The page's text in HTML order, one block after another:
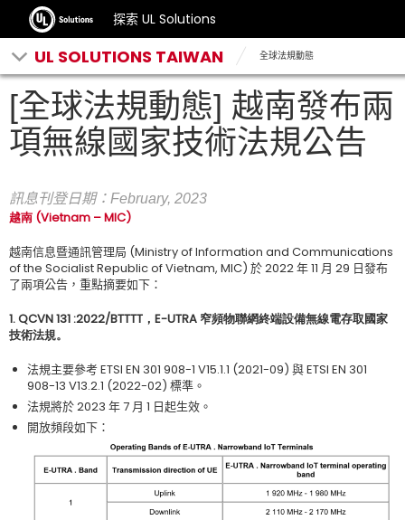
探索 UL Solutions
UL SOLUTIONS TAIWAN 全球法規動態
[全球法規動態] 越南發布兩
項無線國家技術法規公告
訊息刊登日期：February, 2023
越南 (Vietnam – MIC)
越南信息暨通訊管理局 (Ministry of Information and Communications
of the Socialist Republic of Vietnam, MIC) 於2022年11 月 29 日發布
了兩項公告，重點摘要如下：
1.QCVN 131 :2022/BTTTT ， E-UTRA 窄頻物聯網終端設備無線電存取國家
技術法規。
法規主要參考ETSI EN 301 908-1 V15.1.1 (2021-09) 與ETSI EN 301
908-13 V13.2.1 (2022-02) 標準。
法規將於2023 年7 月 1 日起生效。
開放頻段如下：